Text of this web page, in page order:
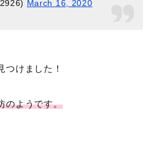
March 16, 2020
つけました！
のようです。